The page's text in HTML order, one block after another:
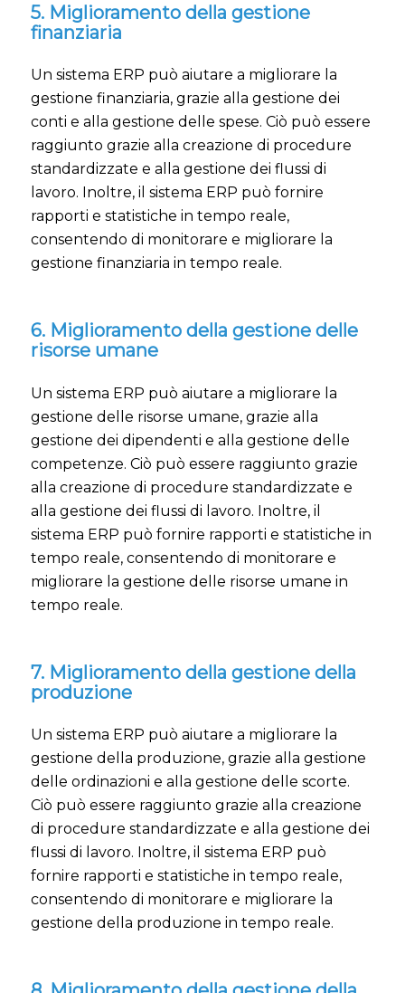
5. Miglioramento della gestione
finanziaria
Un sistema ERP può aiutare a migliorare la
gestione finanziaria, grazie alla gestione dei
conti e alla gestione delle spese. Ciò può essere
raggiunto grazie alla creazione di procedure
standardizzate e alla gestione dei flussi di
lavoro. Inoltre, il sistema ERP può fornire
rapporti e statistiche in tempo reale,
consentendo di monitorare e migliorare la
gestione finanziaria in tempo reale.
6. Miglioramento della gestione delle
risorse umane
Un sistema ERP può aiutare a migliorare la
gestione delle risorse umane, grazie alla
gestione dei dipendenti e alla gestione delle
competenze. Ciò può essere raggiunto grazie
alla creazione di procedure standardizzate e
alla gestione dei flussi di lavoro. Inoltre, il
sistema ERP può fornire rapporti e statistiche in
tempo reale, consentendo di monitorare e
migliorare la gestione delle risorse umane in
tempo reale.
7. Miglioramento della gestione della
produzione
Un sistema ERP può aiutare a migliorare la
gestione della produzione, grazie alla gestione
delle ordinazioni e alla gestione delle scorte.
Ciò può essere raggiunto grazie alla creazione
di procedure standardizzate e alla gestione dei
flussi di lavoro. Inoltre, il sistema ERP può
fornire rapporti e statistiche in tempo reale,
consentendo di monitorare e migliorare la
gestione della produzione in tempo reale.